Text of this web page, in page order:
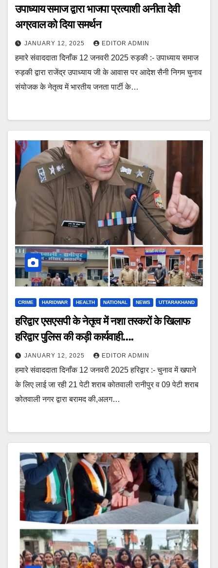
उपाध्याय समाज द्वारा भाजपा प्रत्याशी अनीता देवी
अग्रवाल को दिया समर्थन
JANUARY 12, 2025 EDITOR ADMIN
हमारे संवाददाता दिनाँक 12 जनवरी 2025 रुड़की :- उपाध्याय समाज
रुड़की द्वारा राजेंद्र उपाध्याय जी के आवास पर आदेश सैनी निगम चुनाव
संयोजक के नेतृत्व में भारतीय जनता पार्टी के…
CRIME HARIDWAR HEALTH NATIONAL NEWS UTTARAKHAND
हरिद्वार एसएसपी के नेतृत्व में नशा तस्करों के खिलाफ
हरिद्वार पुलिस की कड़ी कार्यवाही….
JANUARY 12, 2025 EDITOR ADMIN
हमारे संवाददाता दिनाँक 12 जनवरी 2025 हरिद्वार :- चुनाव में खपाने
के लिए लाई जा रही 21 पेटी शराब कोतवाली रानीपुर व 09 पेटी शराब
कोतवाली नगर द्वारा बरामद की,अलग…